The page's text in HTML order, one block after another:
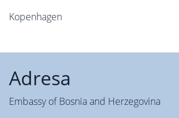
Kopenhagen
Adresa
Embassy of Bosnia and Herzegovina